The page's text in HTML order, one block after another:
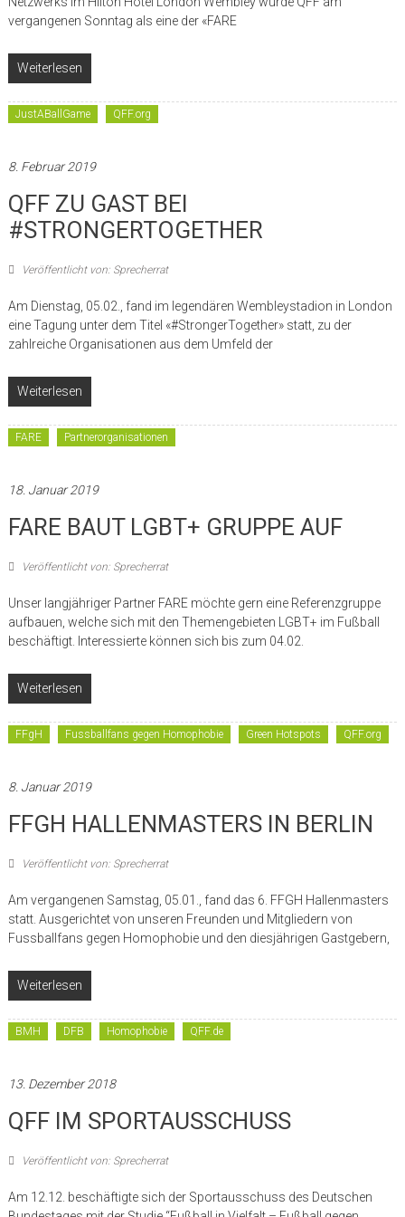
vergangenen Sonntag als eine der «FARE
Weiterlesen
JustABallGame QFF.org
8. Februar 2019
QFF ZU GAST BEI
#STRONGERTOGETHER
Veröffentlicht von: Sprecherrat
Am Dienstag, 05.02., fand im legendären Wembleystadion in London
eine Tagung unter dem Titel «#StrongerTogether» statt, zu der
zahlreiche Organisationen aus dem Umfeld der
Weiterlesen
FARE Partnerorganisationen
18. Januar 2019
FARE BAUT LGBT+ GRUPPE AUF
Veröffentlicht von: Sprecherrat
Unser langjähriger Partner FARE möchte gern eine Referenzgruppe
aufbauen, welche sich mit den Themengebieten LGBT+ im Fußball
beschäftigt. Interessierte können sich bis zum 04.02.
Weiterlesen
FFgH Fussballfans gegen Homophobie Green Hotspots QFF.org
8. Januar 2019
FFGH HALLENMASTERS IN BERLIN
Veröffentlicht von: Sprecherrat
Am vergangenen Samstag, 05.01., fand das 6. FFGH Hallenmasters
statt. Ausgerichtet von unseren Freunden und Mitgliedern von
Fussballfans gegen Homophobie und den diesjährigen Gastgebern,
Weiterlesen
BMH DFB Homophobie QFF.de
13. Dezember 2018
QFF IM SPORTAUSSCHUSS
Veröffentlicht von: Sprecherrat
Am 12.12. beschäftigte sich der Sportausschuss des Deutschen